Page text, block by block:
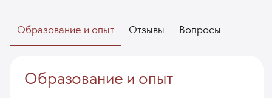
Образование и опыт Отзывы Вопросы
Образование и опыт